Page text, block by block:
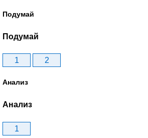
Подумай
Подумай
1 2
Анализ
Анализ
1